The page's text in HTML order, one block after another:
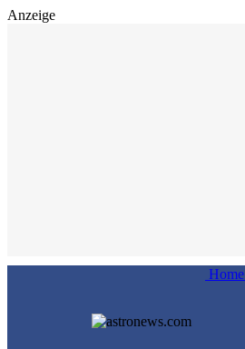
Anzeige
Home